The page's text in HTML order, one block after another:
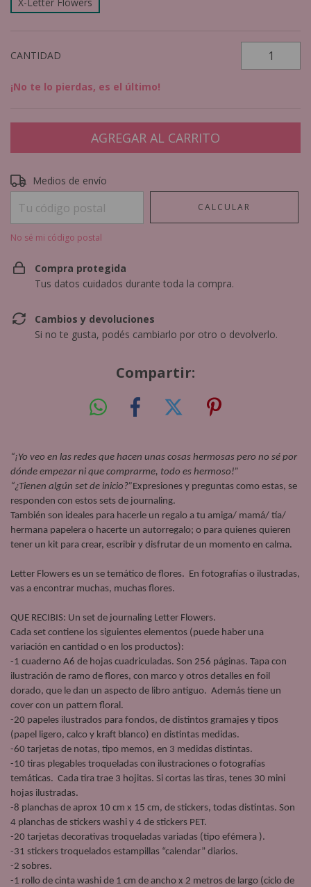
CANTIDAD
¡No te lo pierdas, es el último!
Entregas para el CP:
Medios de envío
CALCULAR
No sé mi código postal
Compra protegida
Tus datos cuidados durante toda la compra.
Cambios y devoluciones
Si no te gusta, podés cambiarlo por otro o devolverlo.
Compartir:
“¡Yo veo en las redes que hacen unas cosas hermosas pero no sé por
dónde empezar ni que comprarme, todo es hermoso!”
“¿Tienen algún set de inicio?”Expresiones y preguntas como estas, se
responden con estos sets de journaling.
También son ideales para hacerle un regalo a tu amiga/ mamá/ tía/
hermana papelera o hacerte un autorregalo; o para quienes quieren
tener un kit para crear, escribir y disfrutar de un momento en calma.
Letter Flowers es un se temático de flores. En fotografías o ilustradas,
vas a encontrar muchas, muchas flores.
QUE RECIBIS: Un set de journaling Letter Flowers.
Cada set contiene los siguientes elementos (puede haber una
variación en cantidad o en los productos):
-1 cuaderno A6 de hojas cuadriculadas. Son 256 páginas. Tapa con
ilustración de ramo de flores, con marco y otros detalles en foil
dorado, que le dan un aspecto de libro antiguo. Además tiene un
cover con un pattern floral.
-20 papeles ilustrados para fondos, de distintos gramajes y tipos
(papel ligero, calco y kraft blanco) en distintas medidas.
-60 tarjetas de notas, tipo memos, en 3 medidas distintas.
-10 tiras plegables troqueladas con ilustraciones o fotografías
temáticas. Cada tira trae 3 hojitas. Si cortas las tiras, tenes 30 mini
hojas ilustradas.
-8 planchas de aprox 10 cm x 15 cm, de stickers, todas distintas. Son
4 planchas de stickers washi y 4 de stickers PET.
-20 tarjetas decorativas troqueladas variadas (tipo efémera ).
-31 stickers troquelados estampillas “calendar” diarios.
-2 sobres.
-1 rollo de cinta washi de 1 cm de ancho x 2 metros de largo (ciclo de